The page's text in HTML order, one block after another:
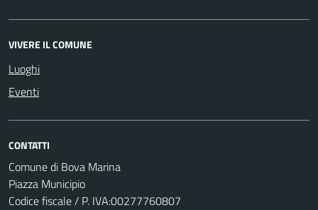
VIVERE IL COMUNE
Luoghi
Eventi
CONTATTI
Comune di Bova Marina
Piazza Municipio
Codice fiscale / P. IVA:00277760807